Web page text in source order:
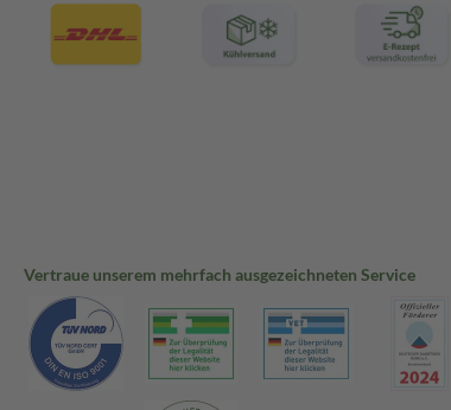
Vertraue unserem mehrfach ausgezeichneten Service